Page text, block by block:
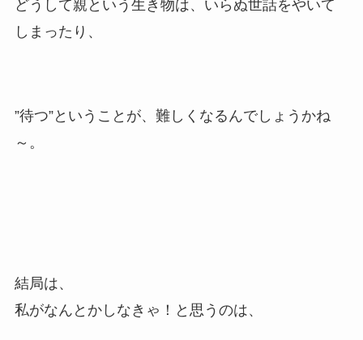
どうして親という生き物は、いらぬ世話をやいて
しまったり、
”待つ”ということが、難しくなるんでしょうかね
～。
結局は、
私がなんとかしなきゃ！と思うのは、